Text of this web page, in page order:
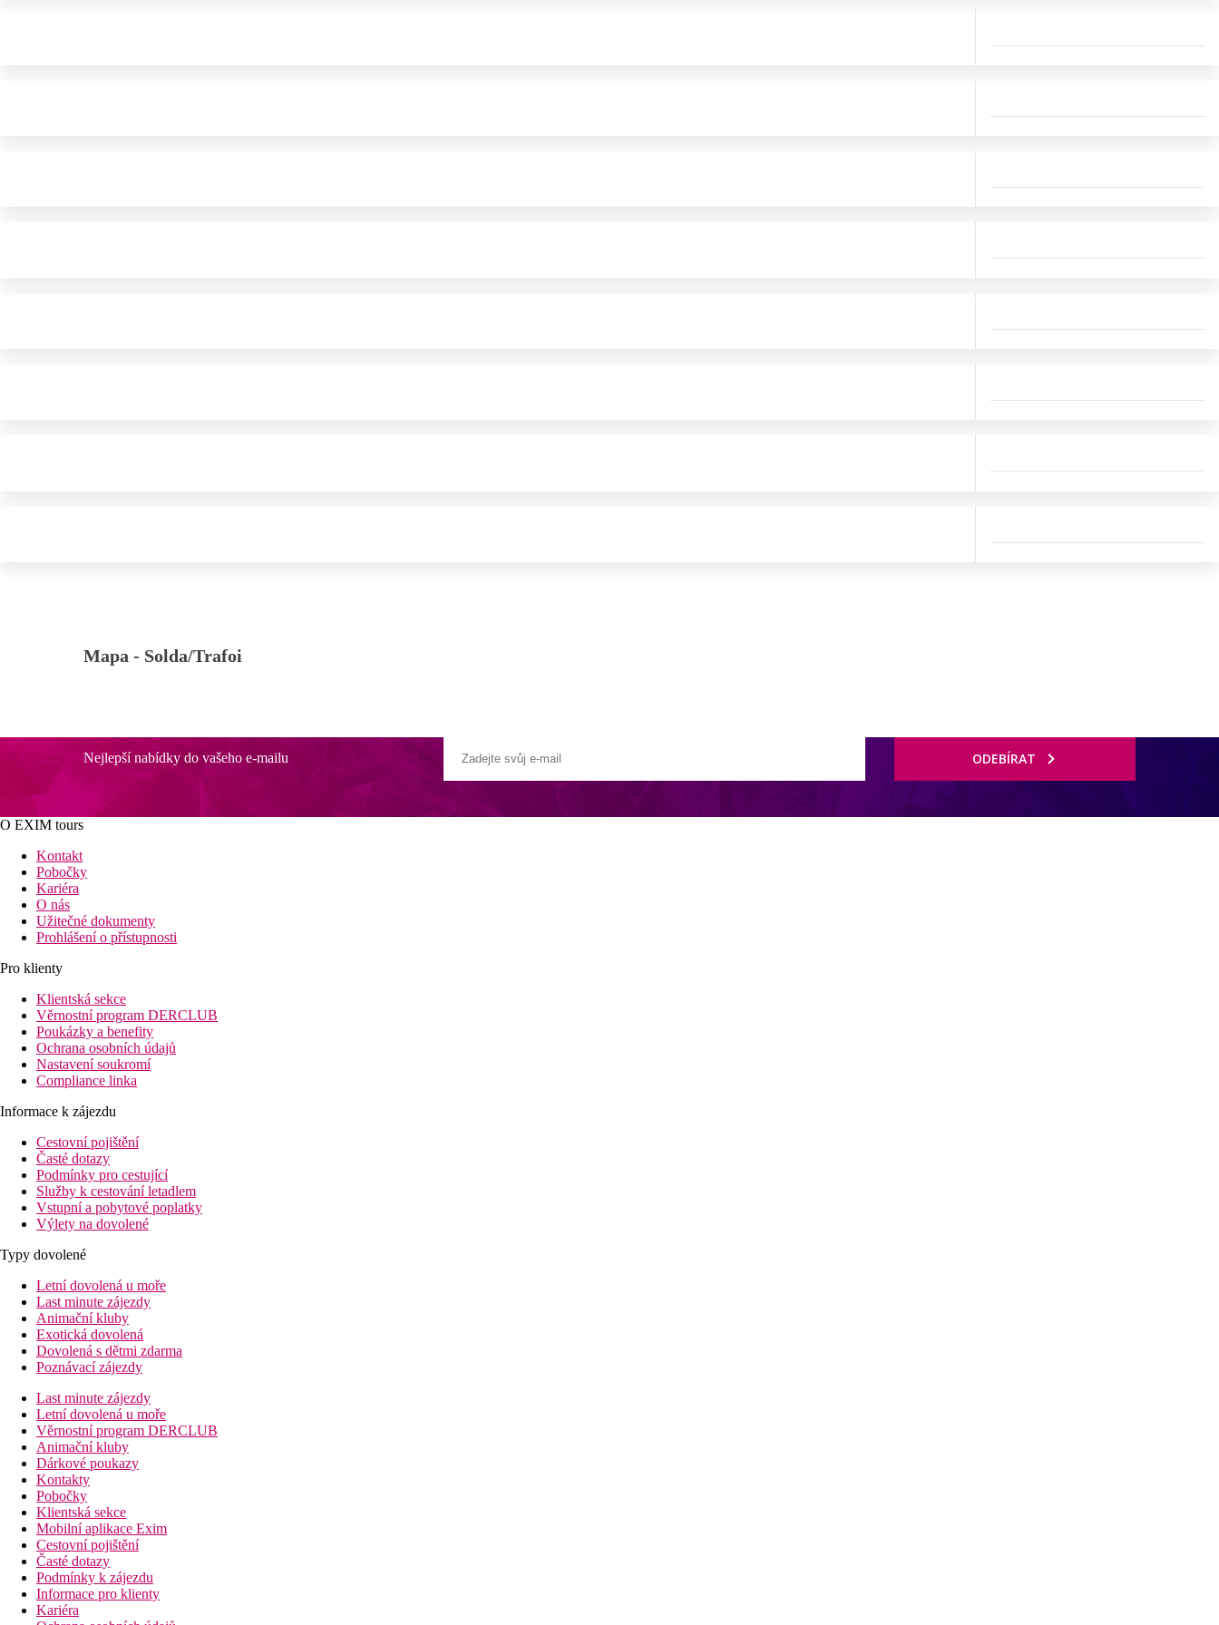
Mapa - Solda/Trafoi
Nejlepší nabídky do vašeho e-mailu ODEBÍRAT
O EXIM tours
Kontakt
Pobočky
Kariéra
O nás
Užitečné dokumenty
Prohlášení o přístupnosti
Pro klienty
Klientská sekce
Věrnostní program DERCLUB
Poukázky a benefity
Ochrana osobních údajů
Nastavení soukromí
Compliance linka
Informace k zájezdu
Cestovní pojištění
Časté dotazy
Podmínky pro cestující
Služby k cestování letadlem
Vstupní a pobytové poplatky
Výlety na dovolené
Typy dovolené
Letní dovolená u moře
Last minute zájezdy
Animační kluby
Exotická dovolená
Dovolená s dětmi zdarma
Poznávací zájezdy
Last minute zájezdy
Letní dovolená u moře
Věrnostní program DERCLUB
Animační kluby
Dárkové poukazy
Kontakty
Pobočky
Klientská sekce
Mobilní aplikace Exim
Cestovní pojištění
Časté dotazy
Podmínky k zájezdu
Informace pro klienty
Kariéra